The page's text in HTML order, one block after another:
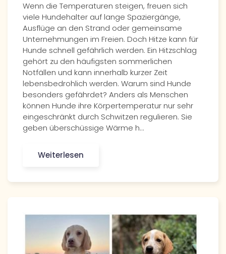
Wenn die Temperaturen steigen, freuen sich
viele Hundehalter auf lange Spaziergänge,
Ausflüge an den Strand oder gemeinsame
Unternehmungen im Freien. Doch Hitze kann für
Hunde schnell gefährlich werden. Ein Hitzschlag
gehört zu den häufigsten sommerlichen
Notfällen und kann innerhalb kurzer Zeit
lebensbedrohlich werden. Warum sind Hunde
besonders gefährdet? Anders als Menschen
können Hunde ihre Körpertemperatur nur sehr
eingeschränkt durch Schwitzen regulieren. Sie
geben überschüssige Wärme h…
Weiterlesen